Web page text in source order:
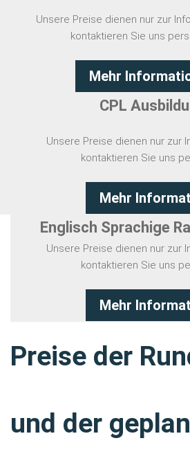
GALERIE
DEUTSCH
Unsere Preise dienen nur zur
kontaktieren Sie uns
Mehr
CPL
Unsere Preise dienen nur zur
kontaktieren Sie uns
Mehr
Englisch Sprachige
Unsere Preise dienen nur zur
kontaktieren Sie uns
Mehr
Preise der
und der